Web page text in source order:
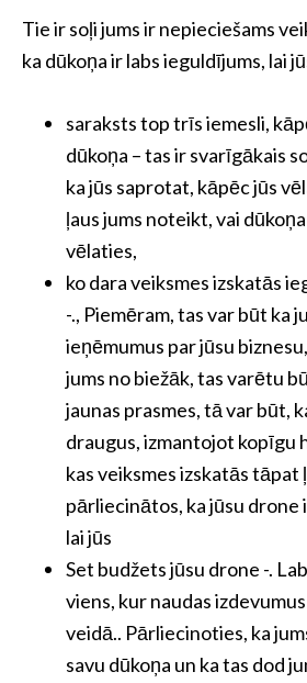
Tie ir soļi jums ir nepieciešams
ka dūkoņa ir labs ieguldījums, lai
saraksts top trīs iemesli,
dūkoņa – tas ir svarīgākais
ka jūs saprotat, kāpēc jūs
ļaus jums noteikt, vai
vēlaties,
ko dara veiksmes izskatās
-., Piemēram, tas var būt ka
ieņēmumus par jūsu
jums no biežāk, tas varētu
jaunas prasmes, tā var būt,
draugus, izmantojot kopīgu
kas veiksmes izskatās tāpat
pārliecinātos, ka jūsu drone
lai jūs
Set budžets jūsu drone -.
viens, kur naudas
veidā.. Pārliecinoties, ka
savu dūkoņa un ka tas dod